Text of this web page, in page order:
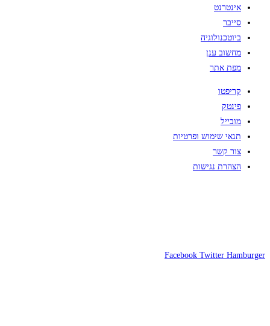
אינטרנט
סייבר
ביוטכנולוגיה
מחשוב ענן
מפת אתר
קריפטו
פינטק
מובייל
תנאי שימוש ופרטיות
צור קשר
הצהרת נגישות
Facebook Twitter Hamburger